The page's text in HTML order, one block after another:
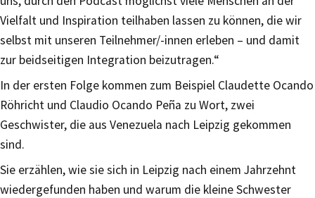
Vielfalt und Inspiration teilhaben lassen zu können, die wir
selbst mit unseren Teilnehmer/-innen erleben – und damit
zur beidseitigen Integration beizutragen.“
In der ersten Folge kommen zum Beispiel Claudette Ocando
Röhricht und Claudio Ocando Peña zu Wort, zwei
Geschwister, die aus Venezuela nach Leipzig gekommen
sind.
Sie erzählen, wie sie sich in Leipzig nach einem Jahrzehnt
wiedergefunden haben und warum die kleine Schwester